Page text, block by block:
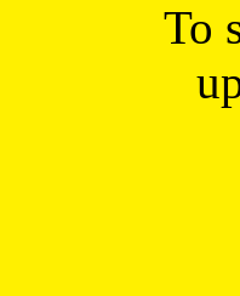
To